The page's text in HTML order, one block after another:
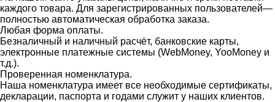
каждого товара. Для зарегистрированных пользователей—
полностью автоматическая обработка заказа.
Любая форма оплаты.
Безналичный и наличный расчёт, банковские карты,
электронные платежные системы (WebMoney, YooMoney и
т.д.).
Проверенная номенклатура.
Наша номенклатура имеет все необходимые сертификаты,
декларации, паспорта и годами служит у наших клиентов.